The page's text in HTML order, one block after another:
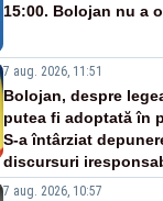
15:00. Bolojan nu a
7 aug. 2026, 11:51
Bolojan, despre
putea fi adoptată în
S-a întârziat
discursuri
7 aug. 2026, 10:57